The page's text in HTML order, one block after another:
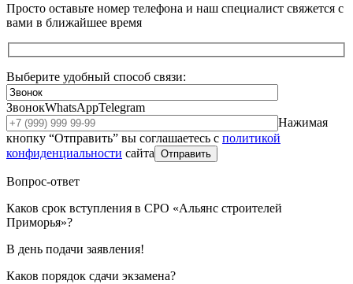
Просто оставьте номер телефона и наш специалист свяжется с
вами в ближайшее время
Выберите удобный способ связи:
ЗвонокWhatsAppTelegram
Нажимая
кнопку “Отправить” вы соглашаетесь с политикой
конфиденциальности сайта Отправить
Вопрос-ответ
Каков срок вступления в СРО «Альянс строителей
Приморья»?
В день подачи заявления!
Каков порядок сдачи экзамена?